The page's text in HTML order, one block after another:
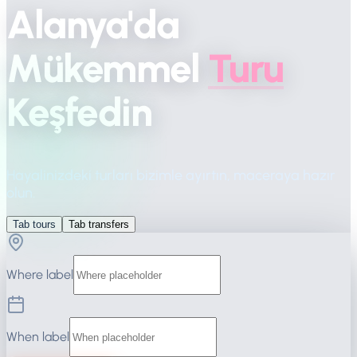
Alanya'da
Mükemmel Turu
Keşfedin
Tab tours Tab transfers
Where label
When label